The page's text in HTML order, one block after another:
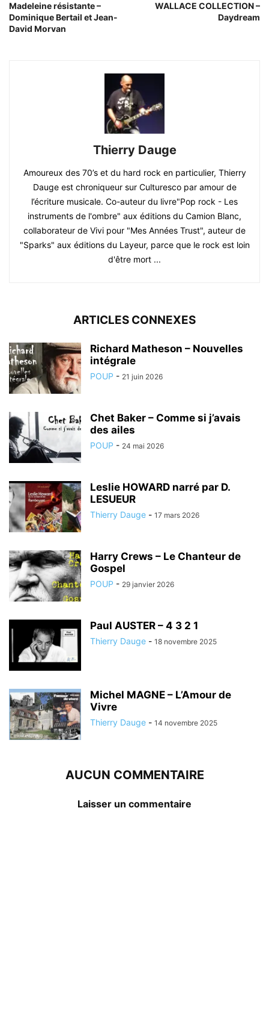
Madeleine résistante –
Dominique Bertail et Jean-
David Morvan
WALLACE COLLECTION –
Daydream
Thierry Dauge
Amoureux des 70’s et du hard rock en particulier, Thierry
Dauge est chroniqueur sur Culturesco par amour de
l’écriture musicale. Co-auteur du livre"Pop rock - Les
instruments de l'ombre" aux éditions du Camion Blanc,
collaborateur de Vivi pour "Mes Années Trust", auteur de
"Sparks" aux éditions du Layeur, parce que le rock est loin
d'être mort ...
ARTICLES CONNEXES
Richard Matheson – Nouvelles
intégrale
POUP - 21 juin 2026
Chet Baker – Comme si j’avais
des ailes
POUP - 24 mai 2026
Leslie HOWARD narré par D.
LESUEUR
Thierry Dauge - 17 mars 2026
Harry Crews – Le Chanteur de
Gospel
POUP - 29 janvier 2026
Paul AUSTER – 4 3 2 1
Thierry Dauge - 18 novembre 2025
Michel MAGNE – L’Amour de
Vivre
Thierry Dauge - 14 novembre 2025
AUCUN COMMENTAIRE
Laisser un commentaire